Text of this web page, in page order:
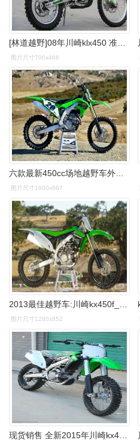
图片尺寸700x466
六款最新450cc场地越野车外媒评测,雅马哈还是很猛啊 - 二手摩托车
图片尺寸1000x667
图片尺寸1280x852